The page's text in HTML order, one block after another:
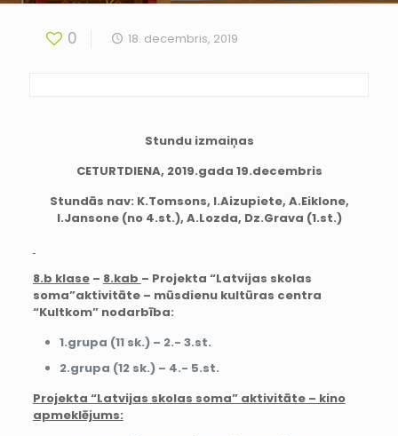
0 18. decembris, 2019
Stundu izmaiņas
CETURTDIENA, 2019.gada 19.decembris
Stundās nav: K.Tomsons, I.Aizupiete, A.Eiklone,
I.Jansone (no 4.st.), A.Lozda, Dz.Grava (1.st.)
8.b klase– 8.kab – Projekta “Latvijas skolas
soma”aktivitāte – mūsdienu kultūras centra
“Kultkom” nodarbība:
1.grupa (11 sk.) – 2.- 3.st.
2.grupa (12 sk.) – 4.- 5.st.
Projekta “Latvijas skolas soma” aktivitāte – kino
apmeklējums: